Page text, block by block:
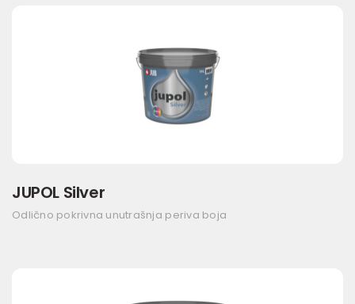
JUPOL Silver
Odlično pokrivna unutrašnja periva boja